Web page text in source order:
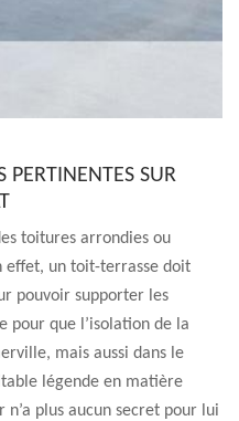
PERTINENTES SUR
toitures arrondies ou
effet, un toit-terrasse doit
pouvoir supporter les
pour que l’isolation de la
mais aussi dans le
légende en matière
plus aucun secret pour lui